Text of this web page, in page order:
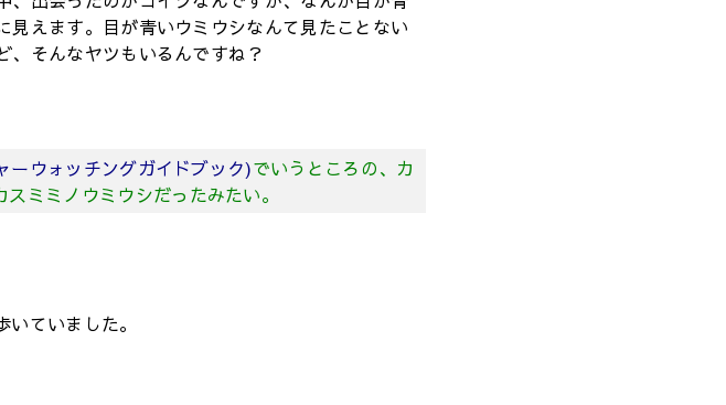
見えます。目が青いウミウシなんて見たことない
、そんなヤツもいるんですね？
ウォッチングガイドブック)でいうところの、カ
ミミノウミウシだったみたい。
ていました。